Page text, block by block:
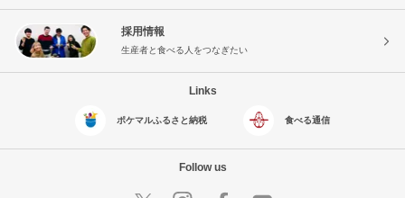
採用情報
生産者と食べる人をつなぎたい
Links
ポケマルふるさと納税 食べる通信
Follow us